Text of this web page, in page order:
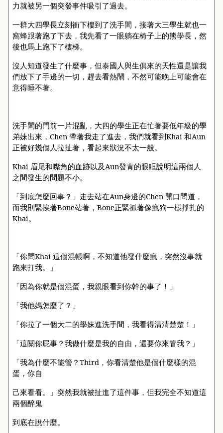
力就被另一個突發事件吸引了過去。
一群大四學長立刻衝下樓到了洗手間，接著大三學生就也一
窩蜂跟著跑了下去，我先看了一眼躺在椅子上的熊學長，然
後也馬上跑下了樓梯。
沒人知道發生了什麼事，但泰國人與生俱來的天性還是讓我
們放下了手邊的一切，趕去看熱鬧，不然可能晚上可能會在
意得睡不著。
洗手間的門前一片混亂，大四的學生正在忙著要低年級的學
弟妹出來， Chen 帶著我走了進去，我們就看到Khai 和Aun
正被好幾個人拉扯著，看起來狀況不太一般。
Khai 眉尾和嘴角的血跡以及Aun發青的眼眶說明這兩個人
之間發生的問題不小。
「到底怎麼回事？」走去站在Aun身邊的Chen 開口問道，
而我則緊挨著Bone站著， Bone正緊抓著像瘋狗一樣掙扎的
Khai。
「你問Khai 這個混帳啊，不知道他發什麼瘋，突然沒事就
跑來打我。」
「因為你就是個混蛋，我親眼看到你幹的事了！」
「我他媽怎麼了？」
「你拉了一個大二的學妹進洗手間，我看得清清楚楚！」
「這關你屁事？我做什麼是我的自由，還要你來管我？」
「我為什麼不能管？ Third ，你看清楚他是個什麼樣的混
蛋，你自
己來看看。」突然我就被扯進了這件事，但我完全不知道這
兩個醉鬼
到底在說什麼。